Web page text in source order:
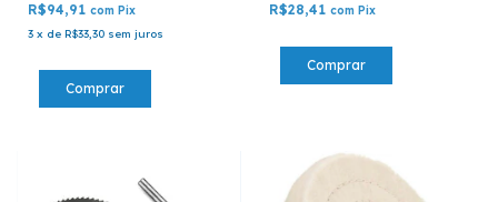
R$94,91 com Pix
3 x de R$33,30 sem juros
R$28,41 com Pix